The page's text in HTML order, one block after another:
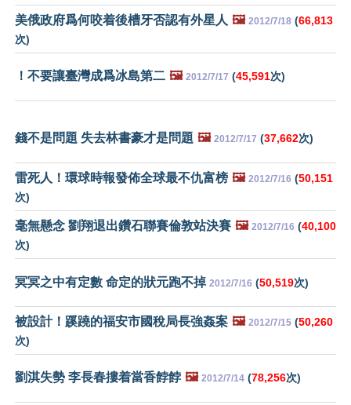
美俄政府爲何咬着後槽牙否認有外星人 🖼️ 2012/7/18 (66,813
次)
！不要讓臺灣成爲冰島第二 🖼️ 2012/7/17 (45,591次)
錢不是問題 失去林書豪才是問題 🖼️ 2012/7/17 (37,662次)
雷死人！環球時報發佈全球最不仇富榜 🖼️ 2012/7/16 (50,151
次)
毫無懸念 劉翔退出鑽石聯賽倫敦站決賽 🖼️ 2012/7/16 (40,100
次)
冥冥之中有定數 命定的狀元跑不掉 2012/7/16 (50,519次)
被設計！蹊蹺的福安市國稅局長強姦案 🖼️ 2012/7/15 (50,260
次)
劉淇失勢 李長春摟着當香餑餑 🖼️ 2012/7/14 (78,256次)